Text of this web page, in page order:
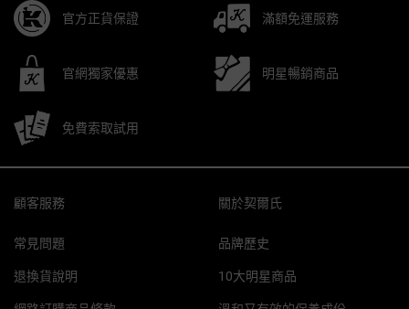
官方正貨保證 滿額免運服務
官網獨家優惠 明星暢銷商品
免費索取試用
顧客服務
常見問題
退換貨說明
關於契爾氏
品牌歷史
10大明星商品